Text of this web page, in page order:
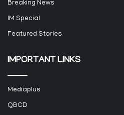
Breaking News
IM Special
Featured Stories
IMPORTANT LINKS
Mediaplus
QBCD